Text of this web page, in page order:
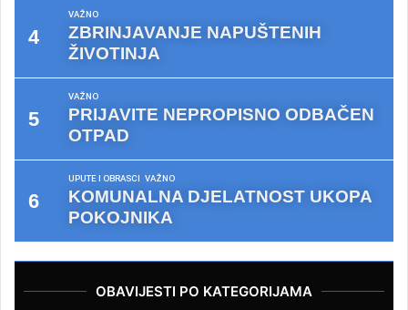
VAŽNO
ZBRINJAVANJE NAPUŠTENIH
ŽIVOTINJA
VAŽNO
PRIJAVITE NEPROPISNO ODBAČEN
OTPAD
UPUTE I OBRASCI VAŽNO
KOMUNALNA DJELATNOST UKOPA
POKOJNIKA
OBAVIJESTI PO KATEGORIJAMA